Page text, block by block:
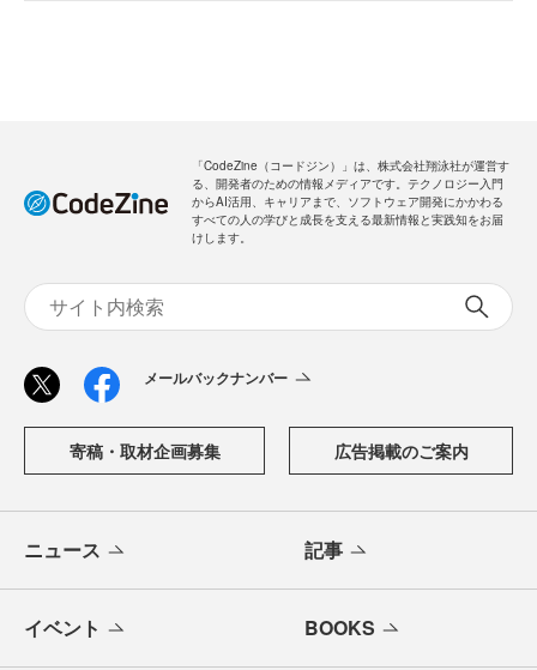
「CodeZine（コードジン）」は、株式会社翔泳社が運営す
る、開発者のための情報メディアです。テクノロジー入門
からAI活用、キャリアまで、ソフトウェア開発にかかわる
すべての人の学びと成長を支える最新情報と実践知をお届
けします。
メールバックナンバー
寄稿・取材企画募集 広告掲載のご案内
ニュース 記事
イベント BOOKS